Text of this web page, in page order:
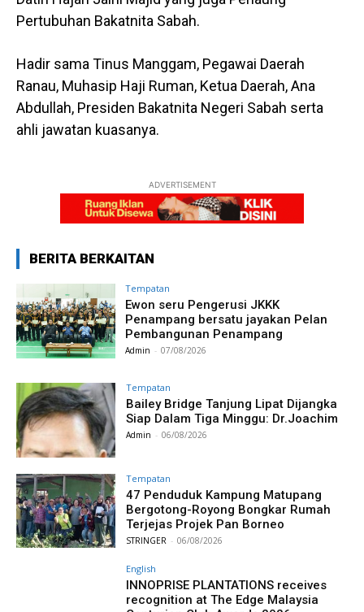
Pertubuhan Bakatnita Sabah.
Hadir sama Tinus Manggam, Pegawai Daerah
Ranau, Muhasip Haji Ruman, Ketua Daerah, Ana
Abdullah, Presiden Bakatnita Negeri Sabah serta
ahli jawatan kuasanya.
ADVERTISEMENT
BERITA BERKAITAN
Tempatan
Ewon seru Pengerusi JKKK
Penampang bersatu jayakan Pelan
Pembangunan Penampang
Admin - 07/08/2026
Tempatan
Bailey Bridge Tanjung Lipat Dijangka
Siap Dalam Tiga Minggu: Dr.Joachim
Admin - 06/08/2026
Tempatan
47 Penduduk Kampung Matupang
Bergotong-Royong Bongkar Rumah
Terjejas Projek Pan Borneo
STRINGER - 06/08/2026
English
INNOPRISE PLANTATIONS receives
recognition at The Edge Malaysia